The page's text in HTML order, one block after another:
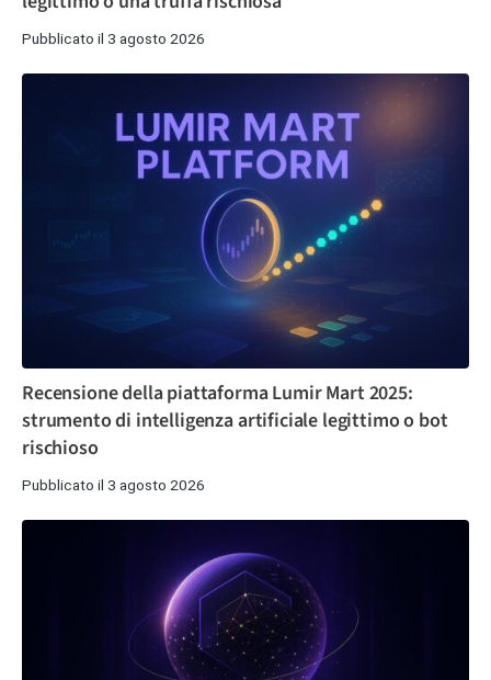
Pubblicato il 3 agosto 2026
Recensione della piattaforma Lumir Mart 2025:
strumento di intelligenza artificiale legittimo o bot
rischioso
Pubblicato il 3 agosto 2026